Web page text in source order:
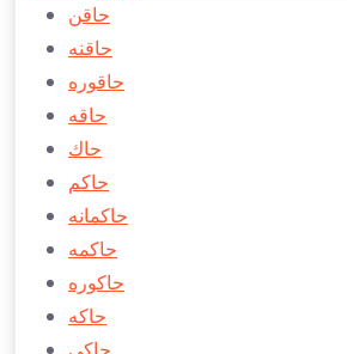
حاقن
حاقنه
حاقوره
حاقه
حاك
حاكم
حاكمانه
حاكمه
حاكوره
حاكه